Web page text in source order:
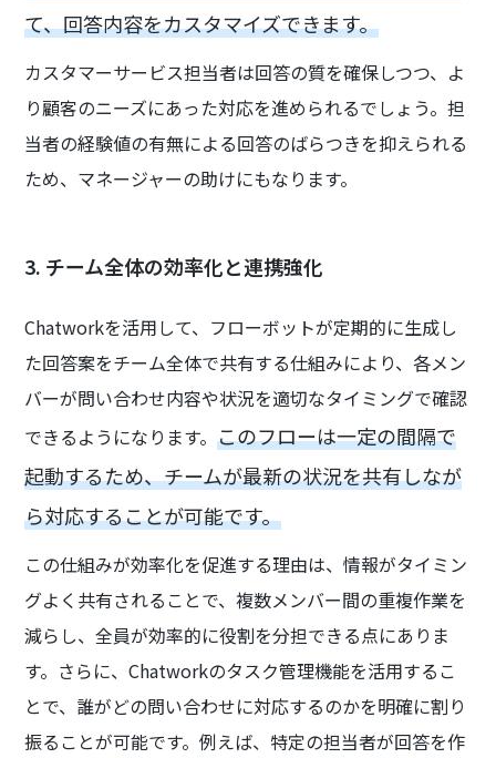
て、回答内容をカスタマイズできます。
カスタマーサービス担当者は回答の質を確保しつつ、よ
り顧客のニーズにあった対応を進められるでしょう。担
当者の経験値の有無による回答のばらつきを抑えられる
ため、マネージャーの助けにもなります。
3. チーム全体の効率化と連携強化
Chatworkを活用して、フローボットが定期的に生成し
た回答案をチーム全体で共有する仕組みにより、各メン
バーが問い合わせ内容や状況を適切なタイミングで確認
できるようになります。このフローは一定の間隔で
起動するため、チームが最新の状況を共有しなが
ら対応することが可能です。
この仕組みが効率化を促進する理由は、情報がタイミン
グよく共有されることで、複数メンバー間の重複作業を
減らし、全員が効率的に役割を分担できる点にありま
す。さらに、Chatworkのタスク管理機能を活用するこ
とで、誰がどの問い合わせに対応するのかを明確に割り
振ることが可能です。例えば、特定の担当者が回答を作